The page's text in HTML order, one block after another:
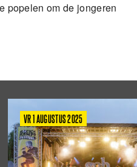
popelen om de jongeren
VR 1 AUGUSTUS 2025